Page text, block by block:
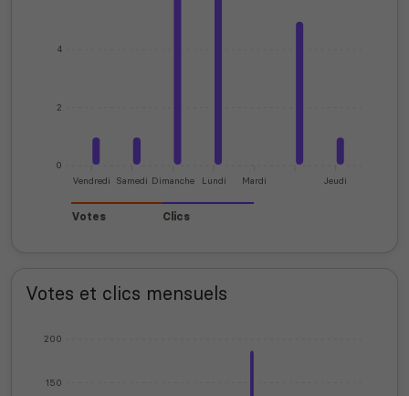
0
2
4
Vendredi Samedi Dimanche Lundi Mardi Jeudi
Votes Clics
Votes et clics mensuels
150
200